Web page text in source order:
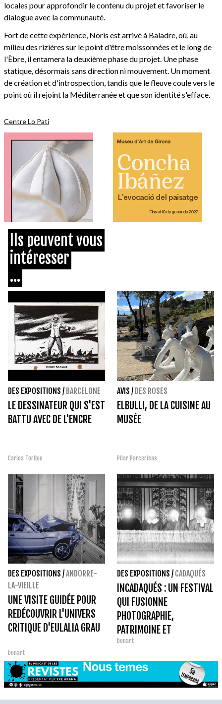
locales pour approfondir le contenu du projet et favoriser le
dialogue avec la communauté.
Fort de cette expérience, Noris est arrivé à Baladre, où, au
milieu des rizières sur le point d'être moissonnées et le long de
l'Èbre, il entamera la deuxième phase du projet. Une phase
statique, désormais sans direction ni mouvement. Un moment
de création et d'introspection, tandis que le fleuve coule vers le
point où il rejoint la Méditerranée et que son identité s'efface.
Centre Lo Pati
Ils peuvent vous
intéresser
...
DES EXPOSITIONS / BARCELONE
LE DESSINATEUR QUI S'EST
BATTU AVEC DE L'ENCRE
Carles Toribio
AVIS / DES ROSES
ELBULLI, DE LA CUISINE AU
MUSÉE
Pilar Parcerisas
DES EXPOSITIONS /ANDORRE-
LA-VIEILLE
UNE VISITE GUIDÉE POUR
REDÉCOUVRIR L'UNIVERS
CRITIQUE D'EULALIA GRAU
bonart
DES EXPOSITIONS / CADAQUÉS
INCADAQUÉS : UN FESTIVAL
QUI FUSIONNE
PHOTOGRAPHIE,
PATRIMOINE ET
INNOVATION
bonart